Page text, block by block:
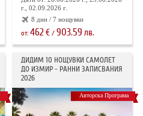
г., 02.09.2026 г.
8 дни / 7 нощувки
от:462€ /903.59 лв.
ДИДИМ 10 НОЩУВКИ САМОЛЕТ
ДО ИЗМИР - РАННИ ЗАПИСВАНИЯ
2026
Авторска Програма